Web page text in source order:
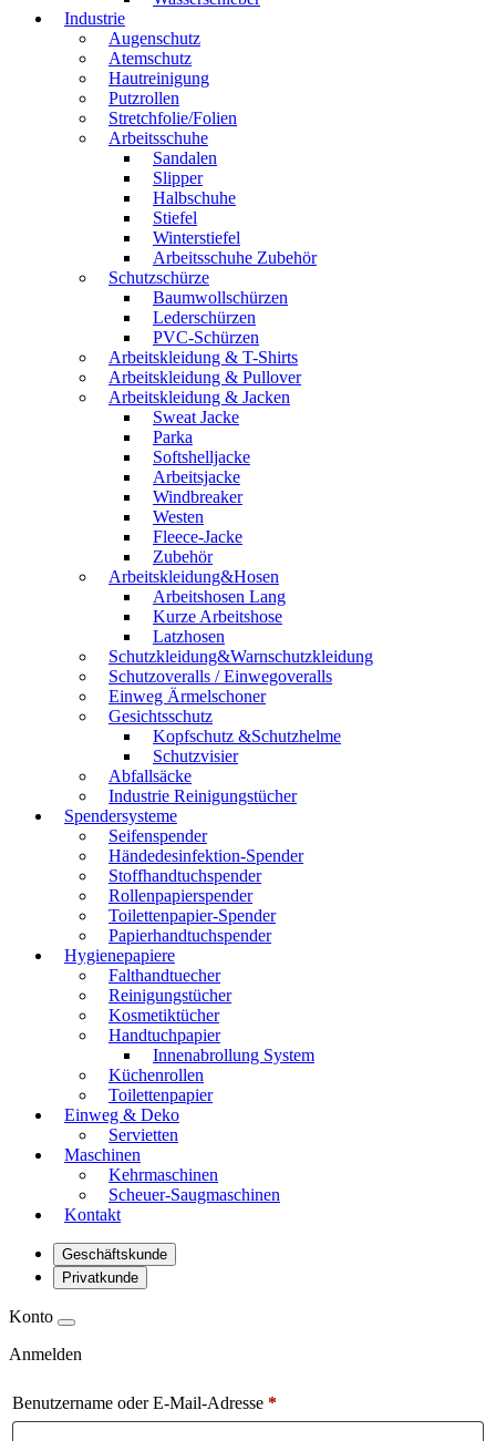
Industrie
Augenschutz
Atemschutz
Hautreinigung
Putzrollen
Stretchfolie/Folien
Arbeitsschuhe
Sandalen
Slipper
Halbschuhe
Stiefel
Winterstiefel
Arbeitsschuhe Zubehör
Schutzschürze
Baumwollschürzen
Lederschürzen
PVC-Schürzen
Arbeitskleidung & T-Shirts
Arbeitskleidung & Pullover
Arbeitskleidung & Jacken
Sweat Jacke
Parka
Softshelljacke
Arbeitsjacke
Windbreaker
Westen
Fleece-Jacke
Zubehör
Arbeitskleidung&Hosen
Arbeitshosen Lang
Kurze Arbeitshose
Latzhosen
Schutzkleidung&Warnschutzkleidung
Schutzoveralls / Einwegoveralls
Einweg Ärmelschoner
Gesichtsschutz
Kopfschutz &Schutzhelme
Schutzvisier
Abfallsäcke
Industrie Reinigungstücher
Spendersysteme
Seifenspender
Händedesinfektion-Spender
Stoffhandtuchspender
Rollenpapierspender
Toilettenpapier-Spender
Papierhandtuchspender
Hygienepapiere
Falthandtuecher
Reinigungstücher
Kosmetiktücher
Handtuchpapier
Innenabrollung System
Küchenrollen
Toilettenpapier
Einweg & Deko
Servietten
Maschinen
Kehrmaschinen
Scheuer-Saugmaschinen
Kontakt
Geschäftskunde
Privatkunde
Konto
Anmelden
Benutzername oder E-Mail-Adresse *